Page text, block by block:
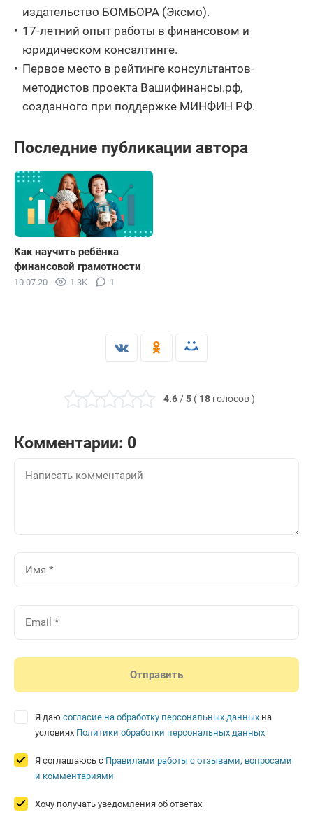
издательство БОМБОРА (Эксмо).
17-летний опыт работы в финансовом и
юридическом консалтинге.
Первое место в рейтинге консультантов-
методистов проекта Вашифинансы.рф,
созданного при поддержке МИНФИН РФ.
Последние публикации автора
Как научить ребёнка
финансовой грамотности
10.07.20 1.3K 1
4.6 / 5 ( 18 голосов)
Комментарии: 0
Я даю согласие на обработку персональных данных на
условиях Политики обработки персональных данных
Я соглашаюсь с Правилами работы с отзывами, вопросами
и комментариями
Хочу получать уведомления об ответах